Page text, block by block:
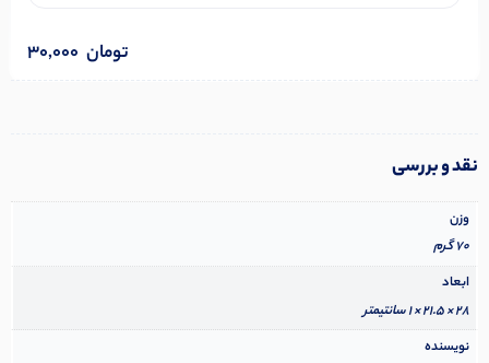
30,000 تومان
نقد و بررسی
وزن
70 گرم
ابعاد
28 × 21.5 × 1 سانتیمتر
نویسنده